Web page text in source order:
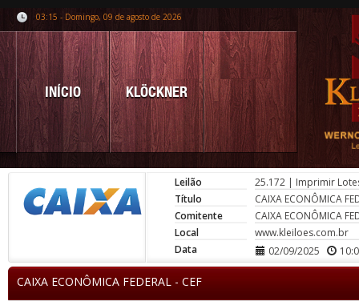
03:15 - Domingo, 09 de agosto de 2026
INÍCIO KLÖCKNER
Leilão 25.172 | Imprimir
Título
CAIXA ECONÔMICA
Comitente
CAIXA ECONÔMICA
Local
www.kleiloes.com.br
Data
02/09/2025
CAIXA ECONÔMICA FEDERAL - CEF